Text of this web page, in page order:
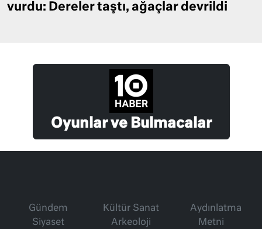
vurdu: Dereler taştı, ağaçlar devrildi
Oyunlar ve Bulmacalar
Gündem
Siyaset
Kültür Sanat
Arkeoloji
Aydınlatma
Metni